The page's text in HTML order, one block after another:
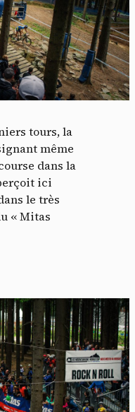
tours, la
même
dans la
ici
le très
« Mitas